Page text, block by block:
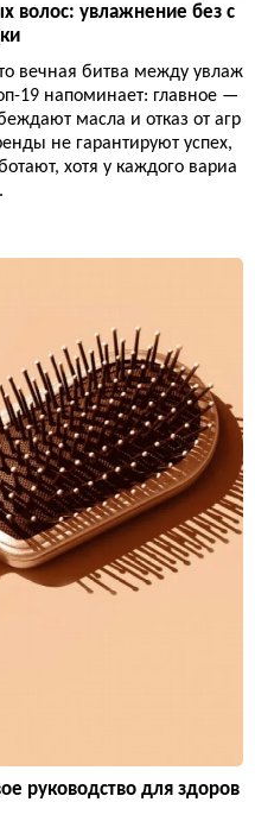
волос: увлажнение без с
вечная битва между увлаж
19 напоминает: главное —
масла и отказ от агр
не гарантируют успех,
хотя у каждого вариа
руководство для здоров